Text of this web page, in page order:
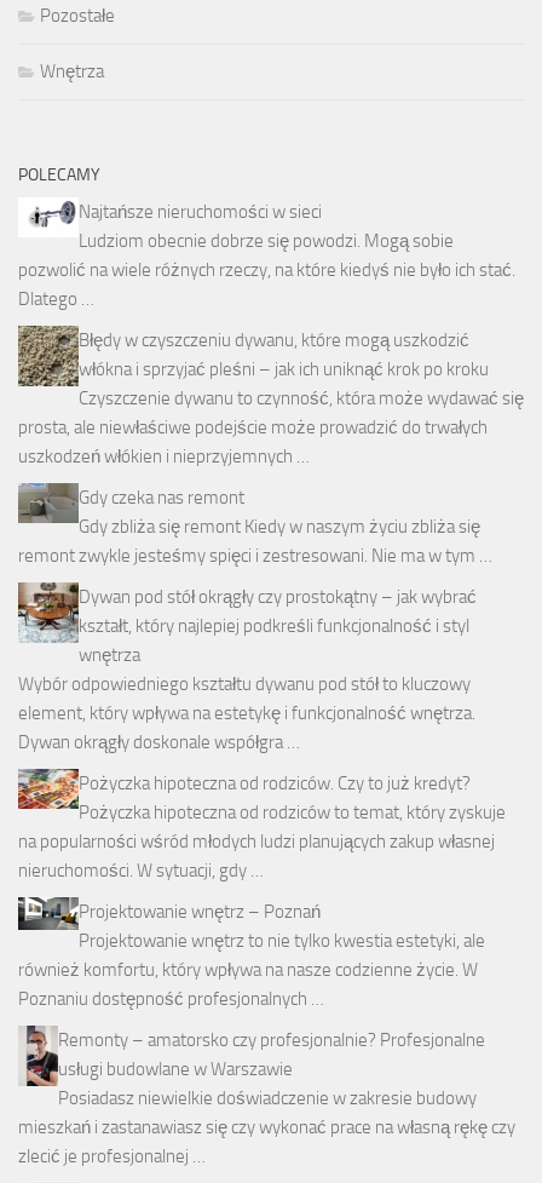
Pozostałe
Wnętrza
POLECAMY
Najtańsze nieruchomości w sieci
Ludziom obecnie dobrze się powodzi. Mogą sobie
pozwolić na wiele różnych rzeczy, na które kiedyś nie było ich stać.
Dlatego …
Błędy w czyszczeniu dywanu, które mogą uszkodzić
włókna i sprzyjać pleśni – jak ich uniknąć krok po kroku
Czyszczenie dywanu to czynność, która może wydawać się
prosta, ale niewłaściwe podejście może prowadzić do trwałych
uszkodzeń włókien i nieprzyjemnych …
Gdy czeka nas remont
Gdy zbliża się remont Kiedy w naszym życiu zbliża się
remont zwykle jesteśmy spięci i zestresowani. Nie ma w tym …
Dywan pod stół okrągły czy prostokątny – jak wybrać
kształt, który najlepiej podkreśli funkcjonalność i styl
wnętrza
Wybór odpowiedniego kształtu dywanu pod stół to kluczowy
element, który wpływa na estetykę i funkcjonalność wnętrza.
Dywan okrągły doskonale współgra …
Pożyczka hipoteczna od rodziców. Czy to już kredyt?
Pożyczka hipoteczna od rodziców to temat, który zyskuje
na popularności wśród młodych ludzi planujących zakup własnej
nieruchomości. W sytuacji, gdy …
Projektowanie wnętrz – Poznań
Projektowanie wnętrz to nie tylko kwestia estetyki, ale
również komfortu, który wpływa na nasze codzienne życie. W
Poznaniu dostępność profesjonalnych …
Remonty – amatorsko czy profesjonalnie? Profesjonalne
usługi budowlane w Warszawie
Posiadasz niewielkie doświadczenie w zakresie budowy
mieszkań i zastanawiasz się czy wykonać prace na własną rękę czy
zlecić je profesjonalnej …